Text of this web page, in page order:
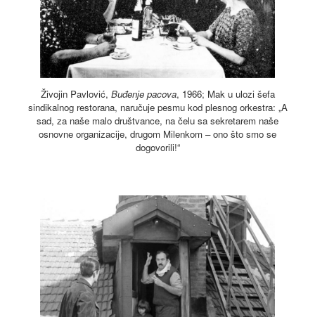
Živojin Pavlović, Buđenje pacova, 1966; Mak u ulozi šefa
sindikalnog restorana, naručuje pesmu kod plesnog orkestra: „A
sad, za naše malo društvance, na čelu sa sekretarem naše
osnovne organizacije, drugom Milenkom – ono što smo se
dogovorili!“